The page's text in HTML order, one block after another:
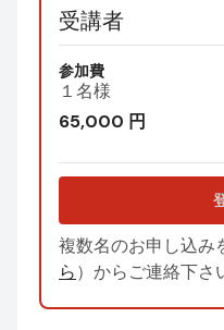
受講者
参加費
１名様
65,000 円
複数名のお申し込み
ら）からご連絡下さ